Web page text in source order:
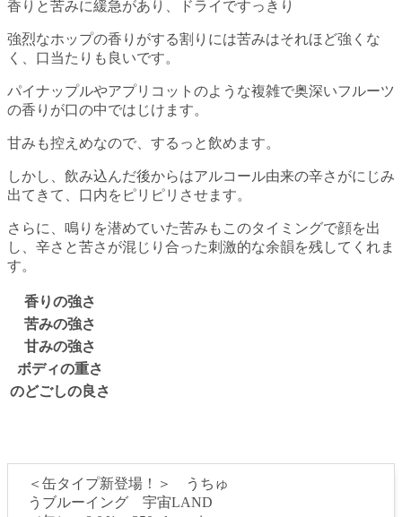
香りと苦みに緩急があり、ドライですっきり
強烈なホップの香りがする割りには苦みはそれほど強くな
く、口当たりも良いです。
パイナップルやアプリコットのような複雑で奥深いフルーツ
の香りが口の中ではじけます。
甘みも控えめなので、するっと飲めます。
しかし、飲み込んだ後からはアルコール由来の辛さがにじみ
出てきて、口内をピリピリさせます。
さらに、鳴りを潜めていた苦みもこのタイミングで顔を出
し、辛さと苦さが混じり合った刺激的な余韻を残してくれま
す。
香りの強さ
苦みの強さ
甘みの強さ
ボディの重さ
のどごしの良さ
＜缶タイプ新登場！＞ うちゅ
うブルーイング 宇宙LAND